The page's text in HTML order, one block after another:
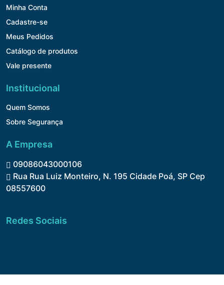
Minha Conta
Cadastre-se
Meus Pedidos
Catálogo de produtos
Vale presente
Institucional
Quem Somos
Sobre Segurança
A Empresa
09086043000106
Rua Rua Luiz Monteiro, N. 195 Cidade Poá, SP Cep
08557600
Redes Sociais